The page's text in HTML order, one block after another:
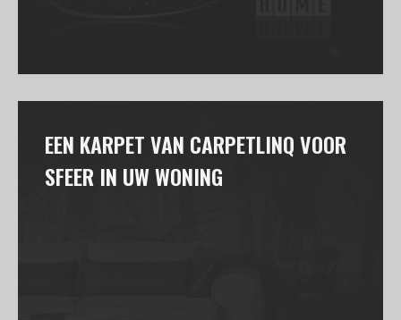
EEN KARPET VAN CARPETLINQ VOOR
SFEER IN UW WONING